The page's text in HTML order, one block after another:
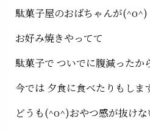
駄菓子屋のおばちゃんが(^o^)
お好み焼きやってて
駄菓子で ついでに腹減ったか
今では 夕食に食べたりもしま
どうも(^o^)おやつ感が抜けな